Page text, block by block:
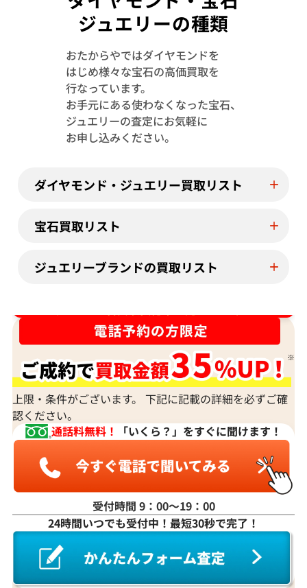
Pt･Pm900 トルマリン・ダイヤモンド
1.13・D0.08ct
参考買取価格
2026年7月11日時点
参考買取価格
ジュエリーの種類
おたからやではダイヤモンドを
はじめ様々な宝石の高価買取を
行なっています。
お手元にある使わなくなった宝石、
ジュエリーの査定にお気軽に
お申し込みください。
ダイヤモンド・ジュエリー買取リスト
宝石買取リスト
ジュエリーブランドの買取リスト
上限・条件がございます。 下記に記載の詳細を必ずご確
認ください。
通話料無料！
「いくら？」をすぐに聞けます！
受付時間 9：00〜19：00
24時間いつでも受付中！最短30秒で完了！